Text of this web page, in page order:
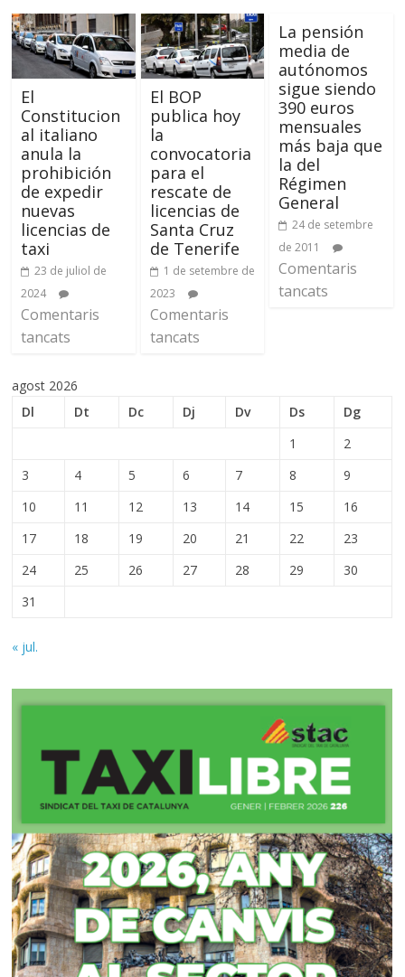
El
Constitucion
al italiano
anula la
prohibición
de expedir
nuevas
licencias de
taxi
23 de juliol de
2024
Comentaris
tancats
El BOP
publica hoy
la
convocatoria
para el
rescate de
licencias de
Santa Cruz
de Tenerife
1 de setembre de
2023
Comentaris
tancats
La pensión
media de
autónomos
sigue siendo
390 euros
mensuales
más baja que
la del
Régimen
General
24 de setembre
de 2011
Comentaris
tancats
agost 2026
Dl
Dt Dc Dj Dv Ds
Dg
1
2
3
4 5 6 7 8
9
10
11 12 13 14 15
16
17
18 19 20 21 22
23
24
25 26 27 28 29
30
31
« jul.